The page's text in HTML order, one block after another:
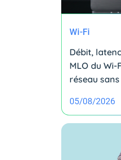
Wi-Fi
Débit,
MLO du
réseau
05/08/2026